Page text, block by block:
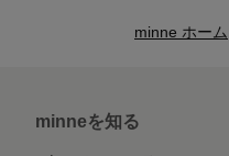
minne ホーム
minneを知る